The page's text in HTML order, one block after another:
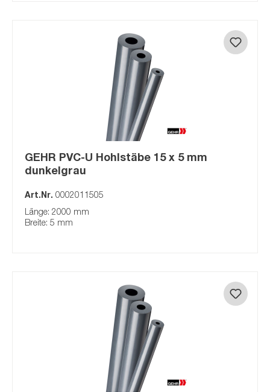
GEHR PVC-U Hohlstäbe 15 x 5 mm
dunkelgrau
Art.Nr. 0002011505
Länge: 2000 mm
Breite: 5 mm